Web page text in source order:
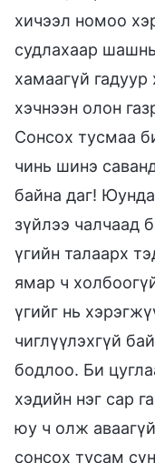
хичээл номоо
судлахаар
хамаагүй
хэчнээн олон
Сонсох тусмаа
чинь шинэ
байна даг!
зүйлээ чалчаад
үгийн талаарх
ямар ч
үгийг нь
чиглүүлэхгүй
бодлоо. Би
хэдийн нэг сар
юу ч олж
сонсох тусам